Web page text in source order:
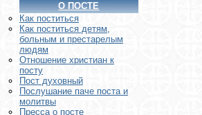
О ПОСТЕ
Как поститься
Как поститься детям,
больным и престарелым
людям
Отношение христиан к
посту
Пост духовный
Послушание паче поста и
молитвы
Пресса о посте